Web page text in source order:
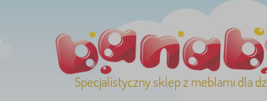
Specjalistyczny sklep z meblami dla